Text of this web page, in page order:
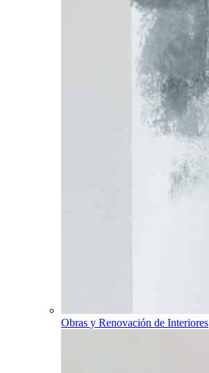
Obras y Renovación de Interiores